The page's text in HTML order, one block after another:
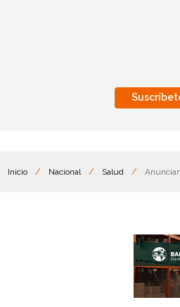
Inicio / Nacional / Salud /